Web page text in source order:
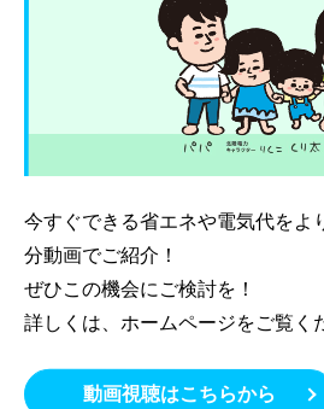
今すぐできる省エネや電気代をよ
分動画でご紹介！
ぜひこの機会にご検討を！
詳しくは、ホームページをご覧く
動画視聴はこちらから